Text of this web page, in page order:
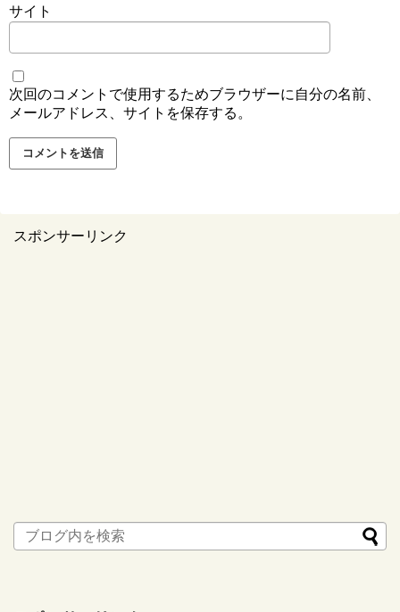
サイト
次回のコメントで使用するためブラウザーに自分の名前、
メールアドレス、サイトを保存する。
スポンサーリンク